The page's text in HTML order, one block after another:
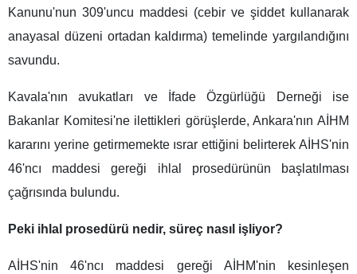
Kanunu'nun 309'uncu maddesi (cebir ve şiddet kullanarak
anayasal düzeni ortadan kaldırma) temelinde yargılandığını
savundu.
Kavala'nın avukatları ve İfade Özgürlüğü Derneği ise
Bakanlar Komitesi'ne ilettikleri görüşlerde, Ankara'nın AİHM
kararını yerine getirmemekte ısrar ettiğini belirterek AİHS'nin
46'ncı maddesi gereği ihlal prosedürünün başlatılması
çağrısında bulundu.
Peki ihlal prosedürü nedir, süreç nasıl işliyor?
AİHS'nin 46'ncı maddesi gereği AİHM'nin kesinleşen